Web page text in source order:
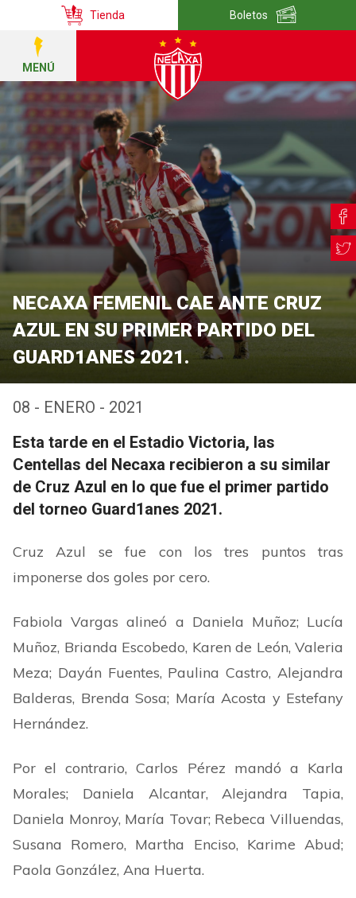
Tienda Boletos
MENÚ
NECAXA FEMENIL CAE ANTE CRUZ
AZUL EN SU PRIMER PARTIDO DEL
GUARD1ANES 2021.
08 - ENERO - 2021
Esta tarde en el Estadio Victoria, las
Centellas del Necaxa recibieron a su similar
de Cruz Azul en lo que fue el primer partido
del torneo Guard1anes 2021.
Cruz Azul se fue con los tres puntos tras
imponerse dos goles por cero.
Fabiola Vargas alineó a Daniela Muñoz; Lucía
Muñoz, Brianda Escobedo, Karen de León, Valeria
Meza; Dayán Fuentes, Paulina Castro, Alejandra
Balderas, Brenda Sosa; María Acosta y Estefany
Hernández.
Por el contrario, Carlos Pérez mandó a Karla
Morales; Daniela Alcantar, Alejandra Tapia,
Daniela Monroy, María Tovar; Rebeca Villuendas,
Susana Romero, Martha Enciso, Karime Abud;
Paola González, Ana Huerta.